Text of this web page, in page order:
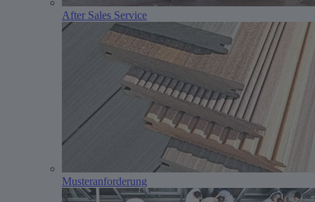
After Sales Service
Musteranforderung